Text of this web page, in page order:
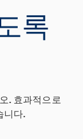
록
. 효과적으로
니다.